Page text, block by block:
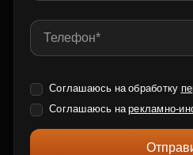
Соглашаюсь на обработку
Соглашаюсь нарекламно-